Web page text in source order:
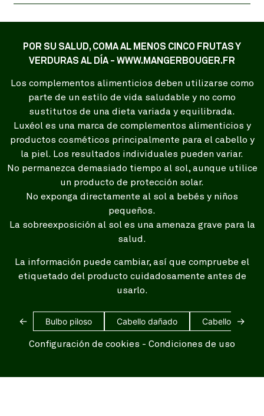
POR SU SALUD, COMA AL MENOS CINCO FRUTAS Y
VERDURAS AL DÍA - WWW.MANGERBOUGER.FR
Los complementos alimenticios deben utilizarse como
parte de un estilo de vida saludable y no como
sustitutos de una dieta variada y equilibrada.
Luxéol es una marca de complementos alimenticios y
productos cosméticos principalmente para el cabello y
la piel. Los resultados individuales pueden variar.
No permanezca demasiado tiempo al sol, aunque utilice
un producto de protección solar.
No exponga directamente al sol a bebés y niños
pequeños.
La sobreexposición al sol es una amenaza grave para la
salud.
La información puede cambiar, así que compruebe el
etiquetado del producto cuidadosamente antes de
usarlo.
← Bulbo piloso Cabello dañado Cabello blanco
→
Configuración de cookies - Condiciones de uso